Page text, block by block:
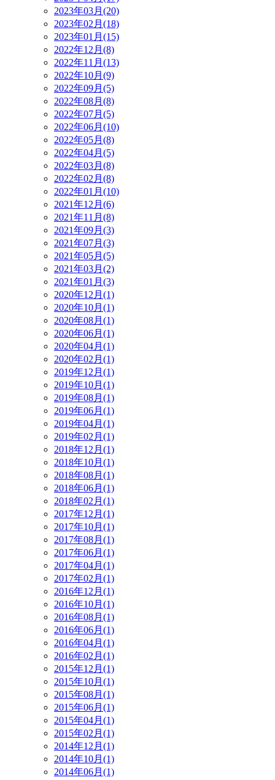
2023年03月(20)
2023年02月(18)
2023年01月(15)
2022年12月(8)
2022年11月(13)
2022年10月(9)
2022年09月(5)
2022年08月(8)
2022年07月(5)
2022年06月(10)
2022年05月(8)
2022年04月(5)
2022年03月(8)
2022年02月(8)
2022年01月(10)
2021年12月(6)
2021年11月(8)
2021年09月(3)
2021年07月(3)
2021年05月(5)
2021年03月(2)
2021年01月(3)
2020年12月(1)
2020年10月(1)
2020年08月(1)
2020年06月(1)
2020年04月(1)
2020年02月(1)
2019年12月(1)
2019年10月(1)
2019年08月(1)
2019年06月(1)
2019年04月(1)
2019年02月(1)
2018年12月(1)
2018年10月(1)
2018年08月(1)
2018年06月(1)
2018年02月(1)
2017年12月(1)
2017年10月(1)
2017年08月(1)
2017年06月(1)
2017年04月(1)
2017年02月(1)
2016年12月(1)
2016年10月(1)
2016年08月(1)
2016年06月(1)
2016年04月(1)
2016年02月(1)
2015年12月(1)
2015年10月(1)
2015年08月(1)
2015年06月(1)
2015年04月(1)
2015年02月(1)
2014年12月(1)
2014年10月(1)
2014年06月(1)